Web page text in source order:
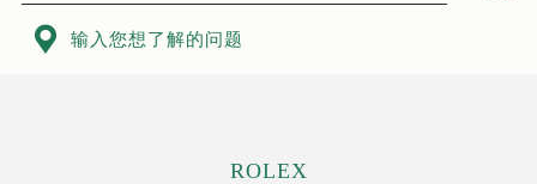
 输入您想了解的问题
ROLEX